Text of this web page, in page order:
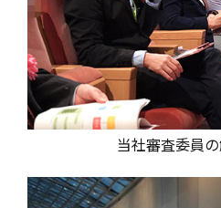
当社審査委員